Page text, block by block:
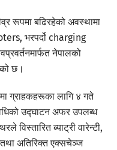
रूपमा बढिरहेको अवस्थामा
भरपर्दो charging
नेपालको
छ।
ग्राहकहरूका लागि ४ गते
उद्घाटन अफर उपलब्ध
विस्तारित ब्याट्री वारेन्टी,
अतिरिक्त एक्सचेञ्ज